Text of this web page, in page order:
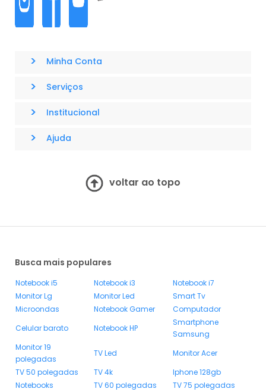
> Minha Conta
> Serviços
> Institucional
> Ajuda
voltar ao topo
Busca mais populares
Notebook i5 Notebook i3
Notebook i7
Monitor Lg
Monitor Led
Smart Tv
Microondas
Notebook Gamer
Computador
Celular barato
Notebook HP
Smartphone
Samsung
Monitor 19
polegadas
TV Led
Monitor Acer
TV 50 polegadas
TV 4k
Iphone 128gb
Notebooks
TV 60 polegadas
TV 75 polegadas